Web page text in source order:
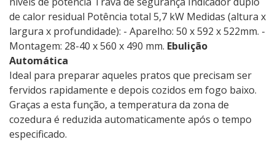
de calor residual Potência total 5,7 kW Medidas (altura x
largura x profundidade): - Aparelho: 50 x 592 x 522mm. -
Montagem: 28-40 x 560 x 490 mm. Ebulição
Automática
Ideal para preparar aqueles pratos que precisam ser
fervidos rapidamente e depois cozidos em fogo baixo.
Graças a esta função, a temperatura da zona de
cozedura é reduzida automaticamente após o tempo
especificado.